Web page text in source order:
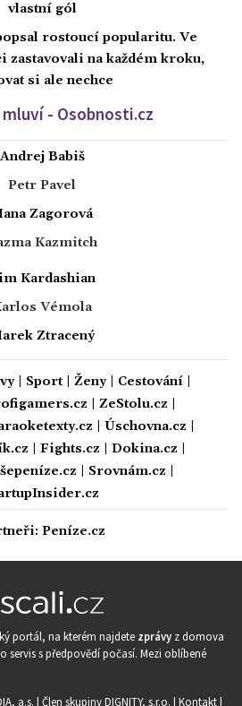
vlastní gól
rostoucí popularitu. Ve
zastavovali na každém kroku,
si ale nechce
mluví - Osobnosti.cz
Andrej Babiš
Petr Pavel
Zagorová
Kazmitch
Kardashian
Vémola
Ztracený
| Sport| Ženy| Cestování|
ZeStolu.cz
Úschovna.cz
Fights.cz Dokina.cz
Srovnám.cz
Peníze.cz
portál, na kterém najdete zprávy z domova
servis s předpovědí počasí. Mezi oblíbené
a.s. | Člen skupiny DIGNITY, s.r.o. | Kontakt|